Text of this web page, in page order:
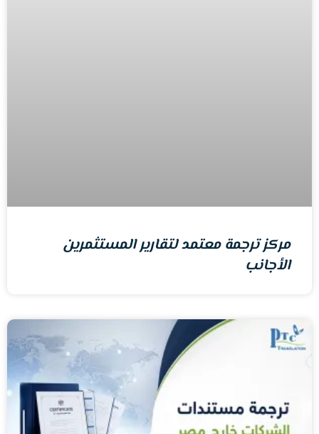
مركز ترجمة معتمد لتقارير المستثمرين
الأجانب